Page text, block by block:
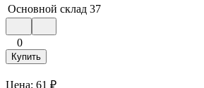
Основной склад 37
0
Купить
Цена: 61 ₽